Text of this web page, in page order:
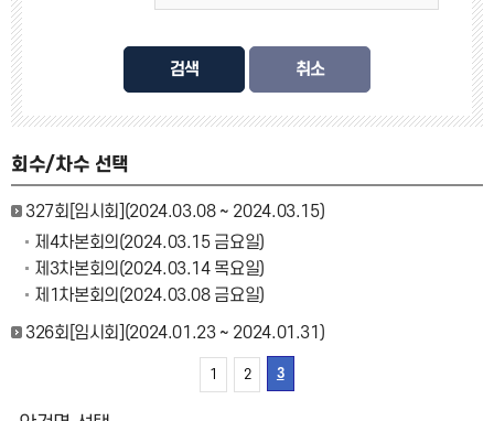
검색
회수/차수 선택
327회[임시회](2024.03.08 ~ 2024.03.15)
제4차본회의(2024.03.15 금요일)
제3차본회의(2024.03.14 목요일)
제1차본회의(2024.03.08 금요일)
326회[임시회](2024.01.23 ~ 2024.01.31)
1 2 3